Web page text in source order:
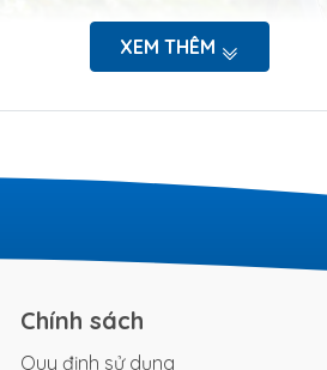
XEM THÊM
Chính sách
Quy định sử dụng